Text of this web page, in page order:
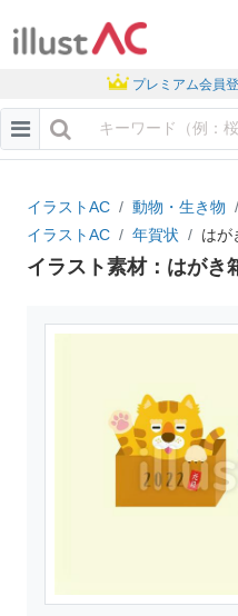
プレミアム会員
イラストAC 動物・生き物
イラストAC
年賀状 はが
イラスト素材：はがき